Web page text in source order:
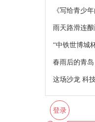
《写给青少
雨天路滑连
“中铁世博城
春雨后的青
这场沙龙 科
登录